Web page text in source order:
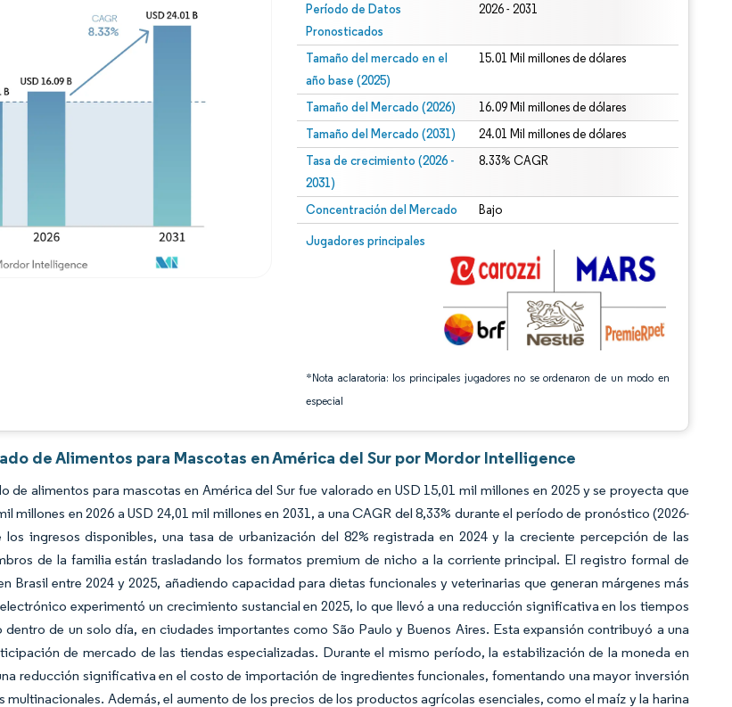
Período de Datos
Pronosticados
2026 - 2031
Tamaño del mercado en el
año base (2025)
15.01 Mil millones de dólares
Tamaño del Mercado (2026) 16.09 Mil millones de dólares
Tamaño del Mercado (2031) 24.01 Mil millones de dólares
Tasa de crecimiento (2026 -
2031)
8.33% CAGR
Concentración del Mercado Bajo
Jugadores principales
*Nota aclaratoria: los principales jugadores no se ordenaron de un modo en
especial
Imagen © Mordor Intelligence. El uso requiere atribución según CC BY 4.0.
Imagen © Mordor Intelligence. El uso requiere atribución según CC BY 4.0.
de Alimentos para Mascotas en América del Sur por Mordor Intelligence
de alimentos para mascotas en América del Sur fue valorado en USD 15,01 mil millones en 2025 y se proyecta que
millones en 2026 a USD 24,01 mil millones en 2031, a una CAGR del 8,33% durante el período de pronóstico (2026-
los ingresos disponibles, una tasa de urbanización del 82% registrada en 2024 y la creciente percepción de las
de la familia están trasladando los formatos premium de nicho a la corriente principal. El registro formal de
Brasil entre 2024 y 2025, añadiendo capacidad para dietas funcionales y veterinarias que generan márgenes más
experimentó un crecimiento sustancial en 2025, lo que llevó a una reducción significativa en los tiempos
dentro de un solo día, en ciudades importantes como São Paulo y Buenos Aires. Esta expansión contribuyó a una
de mercado de las tiendas especializadas. Durante el mismo período, la estabilización de la moneda en
reducción significativa en el costo de importación de ingredientes funcionales, fomentando una mayor inversión
multinacionales. Además, el aumento de los precios de los productos agrícolas esenciales, como el maíz y la harina